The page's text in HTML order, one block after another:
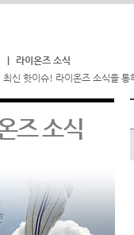
라이온즈 소식
신 핫이슈! 라이온즈 소식을 통
즈 소식